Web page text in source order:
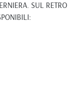
SUL RETRO